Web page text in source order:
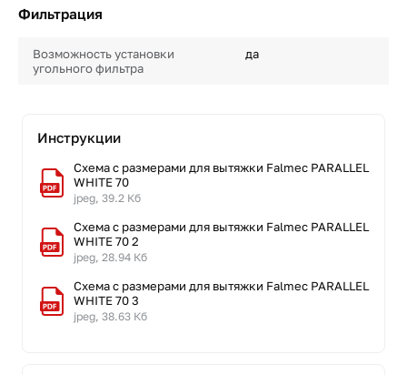
Фильтрация
Возможность установки
угольного фильтра
да
Инструкции
Схема с размерами для вытяжки Falmec PARALLEL
WHITE 70
jpeg, 39.2 Кб
Схема с размерами для вытяжки Falmec PARALLEL
WHITE 70 2
jpeg, 28.94 Кб
Схема с размерами для вытяжки Falmec PARALLEL
WHITE 70 3
jpeg, 38.63 Кб